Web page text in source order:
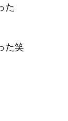
た
た笑